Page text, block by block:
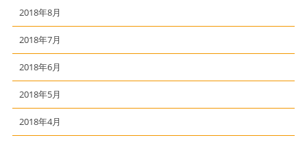
2018年8月
2018年7月
2018年6月
2018年5月
2018年4月